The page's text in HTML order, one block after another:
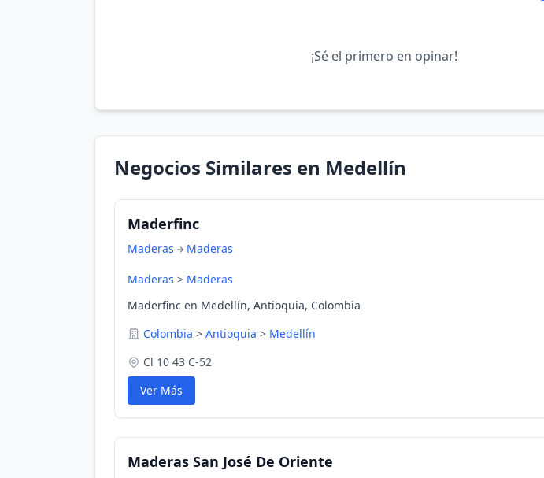
¡Sé el primero en opinar!
Negocios Similares en Medellín
Maderfinc
Maderas Maderas
Maderas > Maderas
Maderfinc en Medellín, Antioquia, Colombia
Colombia > Antioquia > Medellín
Cl 10 43 C-52
Ver Más
Maderas San José De Oriente